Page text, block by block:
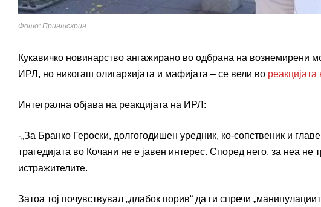
Фото: Принтскрин
Кукавичко новинарство ангажирано во одбрана на вознемирени
ИРЛ, но никогаш олигархијата и мафијата – се вели во
Интегрална објава на реакцијата на ИРЛ:
-„За Бранко Героски, долгогодишен уредник, ко-сопственик и
трагедијата во Кочани не е јавен интерес. Според него, за неа не
истражителите.
Затоа тој почувствувал „длабок порив“ да ги спречи